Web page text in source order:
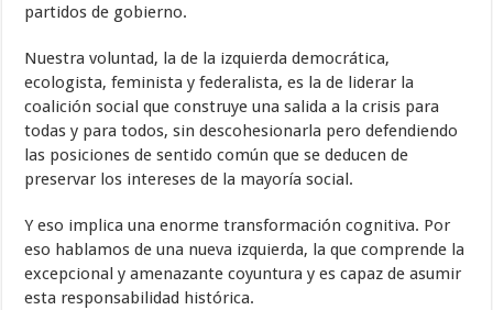
partidos de gobierno.
Nuestra voluntad, la de la izquierda democrática,
ecologista, feminista y federalista, es la de liderar la
coalición social que construye una salida a la crisis para
todas y para todos, sin descohesionarla pero defendiendo
las posiciones de sentido común que se deducen de
preservar los intereses de la mayoría social.
Y eso implica una enorme transformación cognitiva. Por
eso hablamos de una nueva izquierda, la que comprende la
excepcional y amenazante coyuntura y es capaz de asumir
esta responsabilidad histórica.